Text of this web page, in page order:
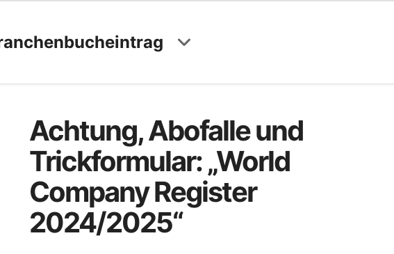
Achtung, Abofalle und
Trickformular: „World
Company Register
2024/2025“